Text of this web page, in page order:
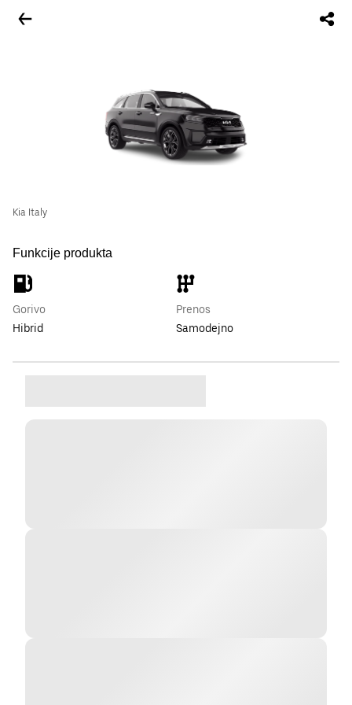
Kia Italy
Funkcije produkta
Gorivo
Hibrid
Prenos
Samodejno